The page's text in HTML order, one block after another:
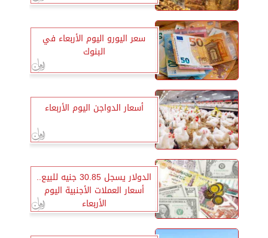
سعر اليورو اليوم الأربعاء في
البنوك
أسعار الدواجن اليوم الأربعاء
الدولار يسجل 30.85 جنيه للبيع..
أسعار العملات الأجنبية اليوم
الأربعاء